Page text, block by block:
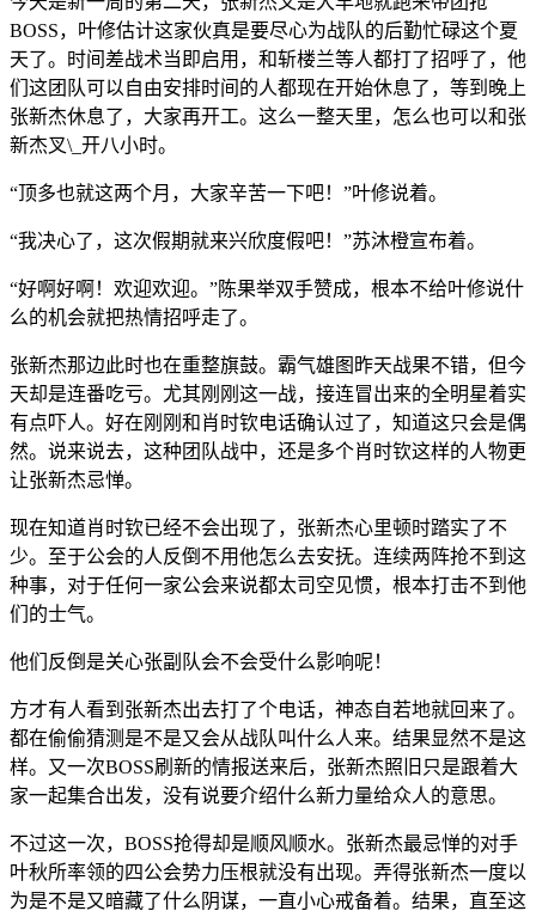
BOSS，叶修估计这家伙真是要尽心为战队的后勤忙碌这个夏
天了。时间差战术当即启用，和斩楼兰等人都打了招呼了，他
们这团队可以自由安排时间的人都现在开始休息了，等到晚上
张新杰休息了，大家再开工。这么一整天里，怎么也可以和张
新杰叉\_开八小时。
“顶多也就这两个月，大家辛苦一下吧！”叶修说着。
“我决心了，这次假期就来兴欣度假吧！”苏沐橙宣布着。
“好啊好啊！欢迎欢迎。”陈果举双手赞成，根本不给叶修说什
么的机会就把热情招呼走了。
张新杰那边此时也在重整旗鼓。霸气雄图昨天战果不错，但今
天却是连番吃亏。尤其刚刚这一战，接连冒出来的全明星着实
有点吓人。好在刚刚和肖时钦电话确认过了，知道这只会是偶
然。说来说去，这种团队战中，还是多个肖时钦这样的人物更
让张新杰忌惮。
现在知道肖时钦已经不会出现了，张新杰心里顿时踏实了不
少。至于公会的人反倒不用他怎么去安抚。连续两阵抢不到这
种事，对于任何一家公会来说都太司空见惯，根本打击不到他
们的士气。
他们反倒是关心张副队会不会受什么影响呢！
方才有人看到张新杰出去打了个电话，神态自若地就回来了。
都在偷偷猜测是不是又会从战队叫什么人来。结果显然不是这
样。又一次BOSS刷新的情报送来后，张新杰照旧只是跟着大
家一起集合出发，没有说要介绍什么新力量给众人的意思。
不过这一次，BOSS抢得却是顺风顺水。张新杰最忌惮的对手
叶秋所率领的四公会势力压根就没有出现。弄得张新杰一度以
为是不是又暗藏了什么阴谋，一直小心戒备着。结果，直至这